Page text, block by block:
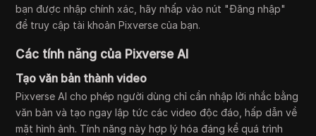
bạn được nhập chính xác, hãy nhấp vào nút "Đăng nhập"
để truy cập tài khoản Pixverse của bạn.
Các tính năng của Pixverse AI
Tạo văn bản thành video
Pixverse AI cho phép người dùng chỉ cần nhập lời nhắc bằng
văn bản và tạo ngay lập tức các video độc đáo, hấp dẫn về
mặt hình ảnh. Tính năng này hợp lý hóa đáng kể quá trình